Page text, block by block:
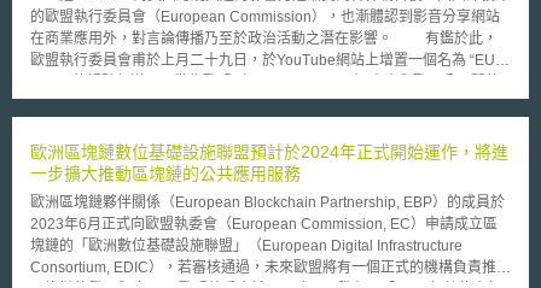
的歐盟執行委員會（European Commission），也漸體認到影音分享網站
在商業應用外，對言論傳播乃至於政治活動之潛在影響。 有鑑於此，
歐盟執行委員會甫於上月二十九日，於YouTube網站上增置一個名為 “EU
溝通渠道。 關於此種利用線上影音分享網站作為政府資訊傳播和政策
與YouTube簽訂的頻道協議，乃是非專屬的協定。換言之，歐盟執行委員會
仍可同時與其他網站或媒體簽訂類似之服務協議。其次，EU Tube之內容亦
不僅限於硬性的政策或行動討論，而包含了從氣候變遷、能源議題到移民等
各種公民相關事項，甚至有內容大膽的 ”Film Lovers Will Love This!” 的前
衛影片。更有甚之，使用者對於不同影音檔點擊觀看次數（有數百萬人次與
僅一千人次的差異）的資訊，也可作為日後進一步分析利用的原始資料。不
過，雖然歐盟極力推動其內部之語言多樣性，目前既有的影片仍以英文為
歐洲區塊鏈數位基礎設施聯盟預計於2024年正式開始運作，將進
一步擴大推動區塊鏈的公共應用服務
歐洲區塊鏈夥伴關係（European Blockchain Partnership, EBP）的成員於
2023年6月正式向歐盟執委會（European Commission, EC）申請成立區
塊鏈的「歐洲數位基礎設施聯盟」（European Digital Infrastructure
Consortium, EDIC），若審核通過，未來歐盟將有一個正式的機構負責推動